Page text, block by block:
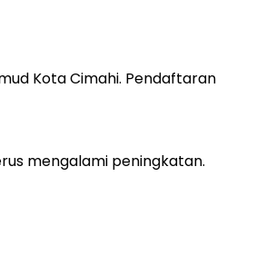
Kota Cimahi. Pendaftaran
mengalami peningkatan.